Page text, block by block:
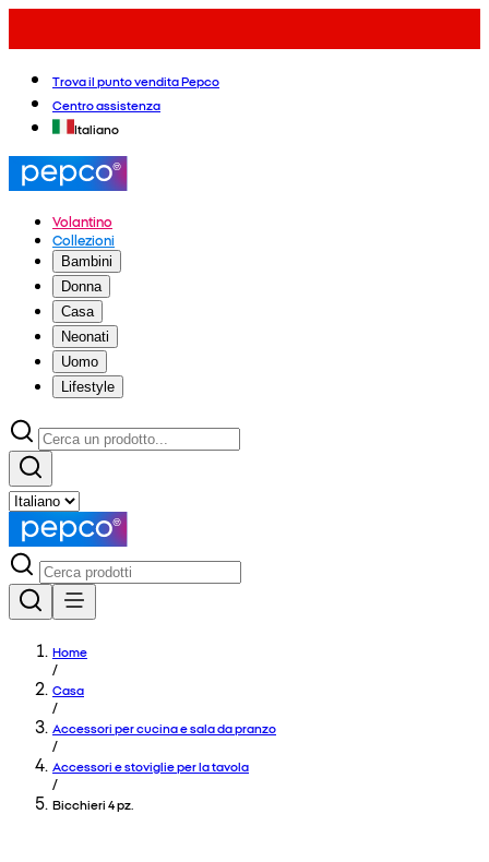
Trova il punto vendita Pepco
Centro assistenza
Italiano
Volantino
Collezioni
Bambini
Donna
Casa
Neonati
Uomo
Lifestyle
Home
/
Casa
/
Accessori per cucina e sala da pranzo
/
Accessori e stoviglie per la tavola
/
Bicchieri 4 pz.